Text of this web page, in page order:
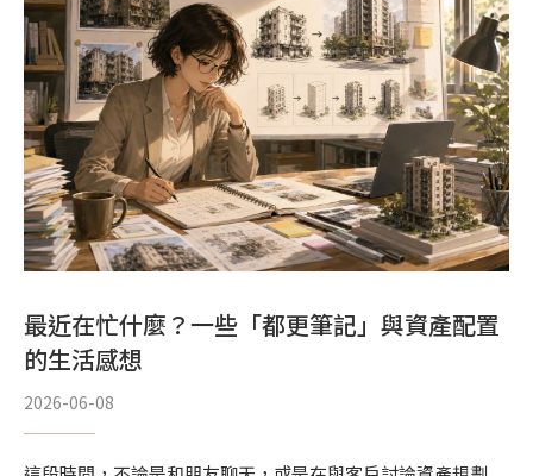
最近在忙什麼？一些「都更筆記」與資產配置
的生活感想
2026-06-08